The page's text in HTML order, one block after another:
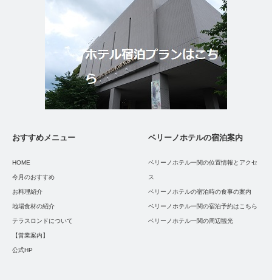
おすすめメニュー
HOME
今月のおすすめ
お料理紹介
地場食材の紹介
テラスロンドについて
【営業案内】
公式HP
ベリーノホテルの宿泊案内
ベリーノホテル一関の位置情報とアクセ
ス
ベリーノホテルの宿泊時の食事の案内
ベリーノホテル一関の宿泊予約はこちら
ベリーノホテル一関の周辺観光